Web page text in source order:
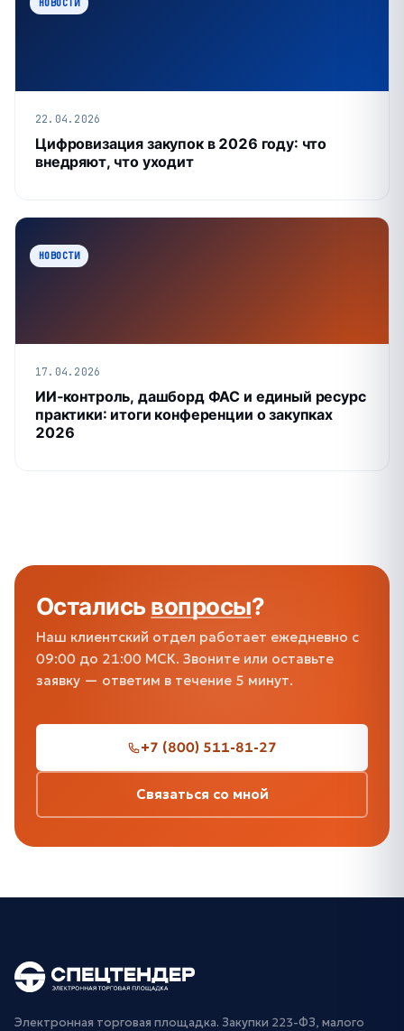
НОВОСТИ
22.04.2026
Цифровизация закупок в 2026 году: что
внедряют, что уходит
НОВОСТИ
17.04.2026
ИИ‑контроль, дашборд ФАС и единый ресурс
практики: итоги конференции о закупках
2026
Осталисьвопросы?
Наш клиентский отдел работает ежедневно с
09:00 до 21:00 МСК. Звоните или оставьте
заявку — ответим в течение 5 минут.
+7 (800) 511-81-27
Связаться со мной
Электронная торговая площадка. Закупки 223-ФЗ, малого